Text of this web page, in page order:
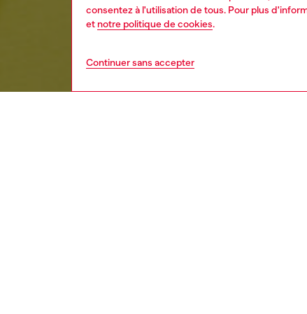
consentez à l'utilisation de tous. Pour plus
et notre politique de cookies.
Continuer sans accepter